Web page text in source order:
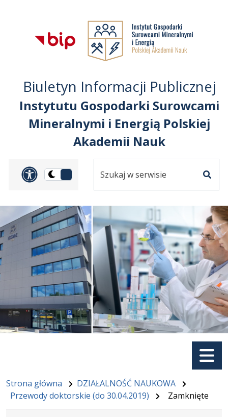
Przejdź do
głównego menu
Przejdź do treści
Przejdź do mapy
serwisu
Biuletyn Informacji Publicznej
Instytutu Gospodarki Surowcami
Mineralnymi i Energią Polskiej
Akademii Nauk
Panel dostosowania
Przełącz
ciemną
serwisie
Menu
Strona główna
DZIAŁALNOŚĆ NAUKOWA
Przewody doktorskie (do 30.04.2019)
Zamknięte